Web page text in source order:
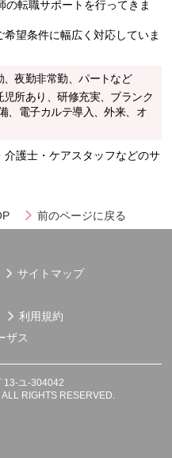
転職サポートを行ってきま
望条件に幅広く対応していま
夜勤非常勤、パートなど
所あり、研修充実、ブランク
、電子カルテ導入、外来、オ
護士・ケアスタッフなどのサ
前のページに戻る
サイトマップ
利用規約
ザス
13-ユ-304042
RIGHTS RESERVED.